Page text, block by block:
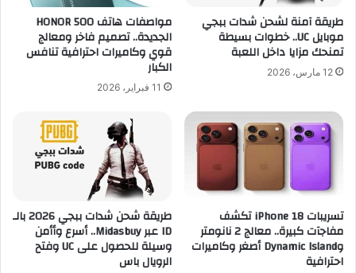
طريقة آمنة لشحن شدات ببجي
موبايل UC.. خطوات بسيطة
تمنحك مزايا داخل اللعبة
12 مارس، 2026
مواصفات هاتف HONOR 500
الجديدة.. تصميم فاخر ومعالج
قوي وكاميرات احترافية تنافس
الكبار
11 فبراير، 2026
تسريبات iPhone 18 تكشف
مفاجآت كبيرة.. معالج 2 نانومتر
وDynamic Island أصغر وكاميرات
احترافية
طريقة شحن شدات ببجي 2026 بالـ
ID عبر Midasbuy.. أسرع وأأمن
وسيلة للحصول على UC وفتح
الرويال باس